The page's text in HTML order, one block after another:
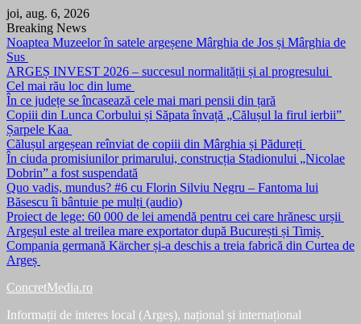
Skip
to
content
joi, aug. 6, 2026
Breaking News
Noaptea Muzeelor în satele argeșene Mârghia de Jos și Mârghia de
Sus
ARGEȘ INVEST 2026 – succesul normalității și al progresului
Cel mai rău loc din lume
În ce județe se încasează cele mai mari pensii din țară
Copiii din Lunca Corbului și Săpata învață „Călușul la firul ierbii”
Șarpele Kaa
Călușul argeșean reînviat de copiii din Mârghia și Pădureți
În ciuda promisiunilor primarului, construcția Stadionului „Nicolae
Dobrin” a fost suspendată
Quo vadis, mundus? #6 cu Florin Silviu Negru – Fantoma lui
Băsescu îi bântuie pe mulți (audio)
Proiect de lege: 60 000 de lei amendă pentru cei care hrănesc urșii
Argeșul este al treilea mare exportator după București și Timiș
Compania germană Kärcher și-a deschis a treia fabrică din Curtea de
Argeș
ConcretMedia.ro
Informații de interes local (Argeș), național și internațional